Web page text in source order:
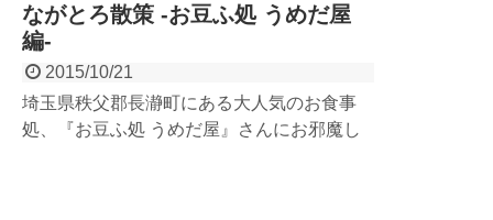
ながとろ散策 -お豆ふ処 うめだ屋
編-
2015/10/21
埼玉県秩父郡長瀞町にある大人気のお食事
処、『お豆ふ処 うめだ屋』さんにお邪魔し